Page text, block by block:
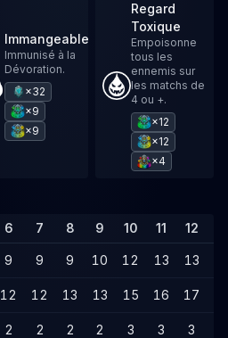
Immangeable
Immunisé à la
Dévoration.
×32
×9
×9
Regard
Toxique
Empoisonne
tous les
ennemis sur
les matchs de
4 ou +.
×12
×12
×4
6 7 8 9 10 11 12
9 9 9 10 12 13 13
12 12 13 13 15 16 17
2 2 2 2 3 3 3